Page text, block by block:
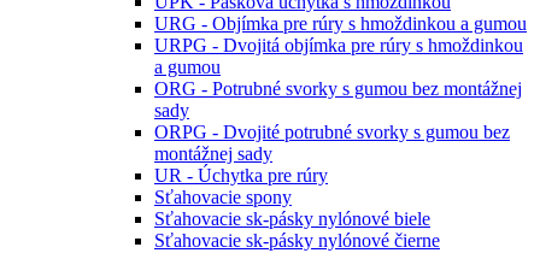
URG - Objímka pre rúry s hmoždinkou a gumou
URPG - Dvojitá objímka pre rúry s hmoždinkou
a gumou
ORG - Potrubné svorky s gumou bez montážnej
sady
ORPG - Dvojité potrubné svorky s gumou bez
montážnej sady
UR - Úchytka pre rúry
Sťahovacie spony
Sťahovacie sk-pásky nylónové biele
Sťahovacie sk-pásky nylónové čierne